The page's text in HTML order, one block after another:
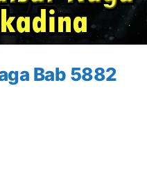
Bab 5882